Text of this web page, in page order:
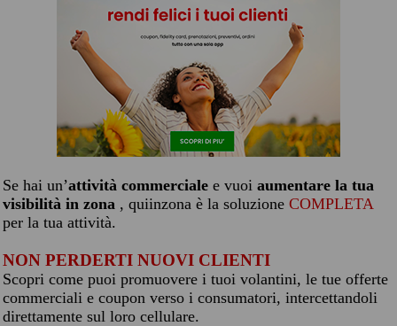
Se hai un’attività commerciale e vuoi aumentare la tua
visibilità in zona , quiinzona è la soluzione COMPLETA
per la tua attività.
NON PERDERTI NUOVI CLIENTI
Scopri come puoi promuovere i tuoi volantini, le tue offerte
commerciali e coupon verso i consumatori, intercettandoli
direttamente sul loro cellulare.